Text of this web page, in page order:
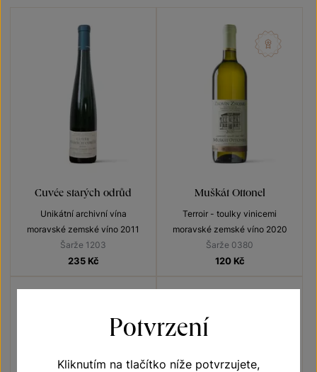
Cuvée starých odrůd
Unikátní archivní vína
moravské zemské víno 2011
Šarže 1203
235 Kč
Muškát Ottonel
Terroir - toulky vinicemi
moravské zemské víno 2020
Šarže 0380
120 Kč
Potvrzení
Kliknutím na tlačítko níže potvrzujete,